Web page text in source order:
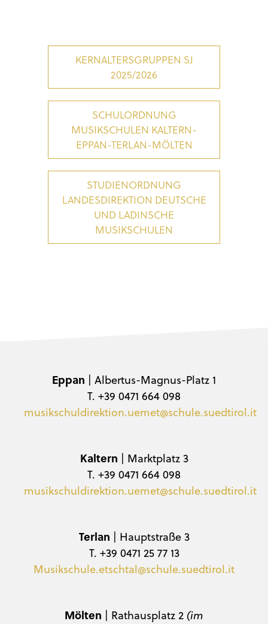
KERNALTERSGRUPPEN SJ
2025/2026
SCHULORDNUNG
MUSIKSCHULEN KALTERN-
EPPAN-TERLAN-MÖLTEN
STUDIENORDNUNG
LANDESDIREKTION DEUTSCHE
UND LADINSCHE
MUSIKSCHULEN
Eppan | Albertus-Magnus-Platz 1
T. +39 0471 664 098
musikschuldirektion.uemet@schule.suedtirol.it
Kaltern | Marktplatz 3
T. +39 0471 664 098
musikschuldirektion.uemet@schule.suedtirol.it
Terlan | Hauptstraße 3
T. +39 0471 25 77 13
Musikschule.etschtal@schule.suedtirol.it
Mölten | Rathausplatz 2 (im